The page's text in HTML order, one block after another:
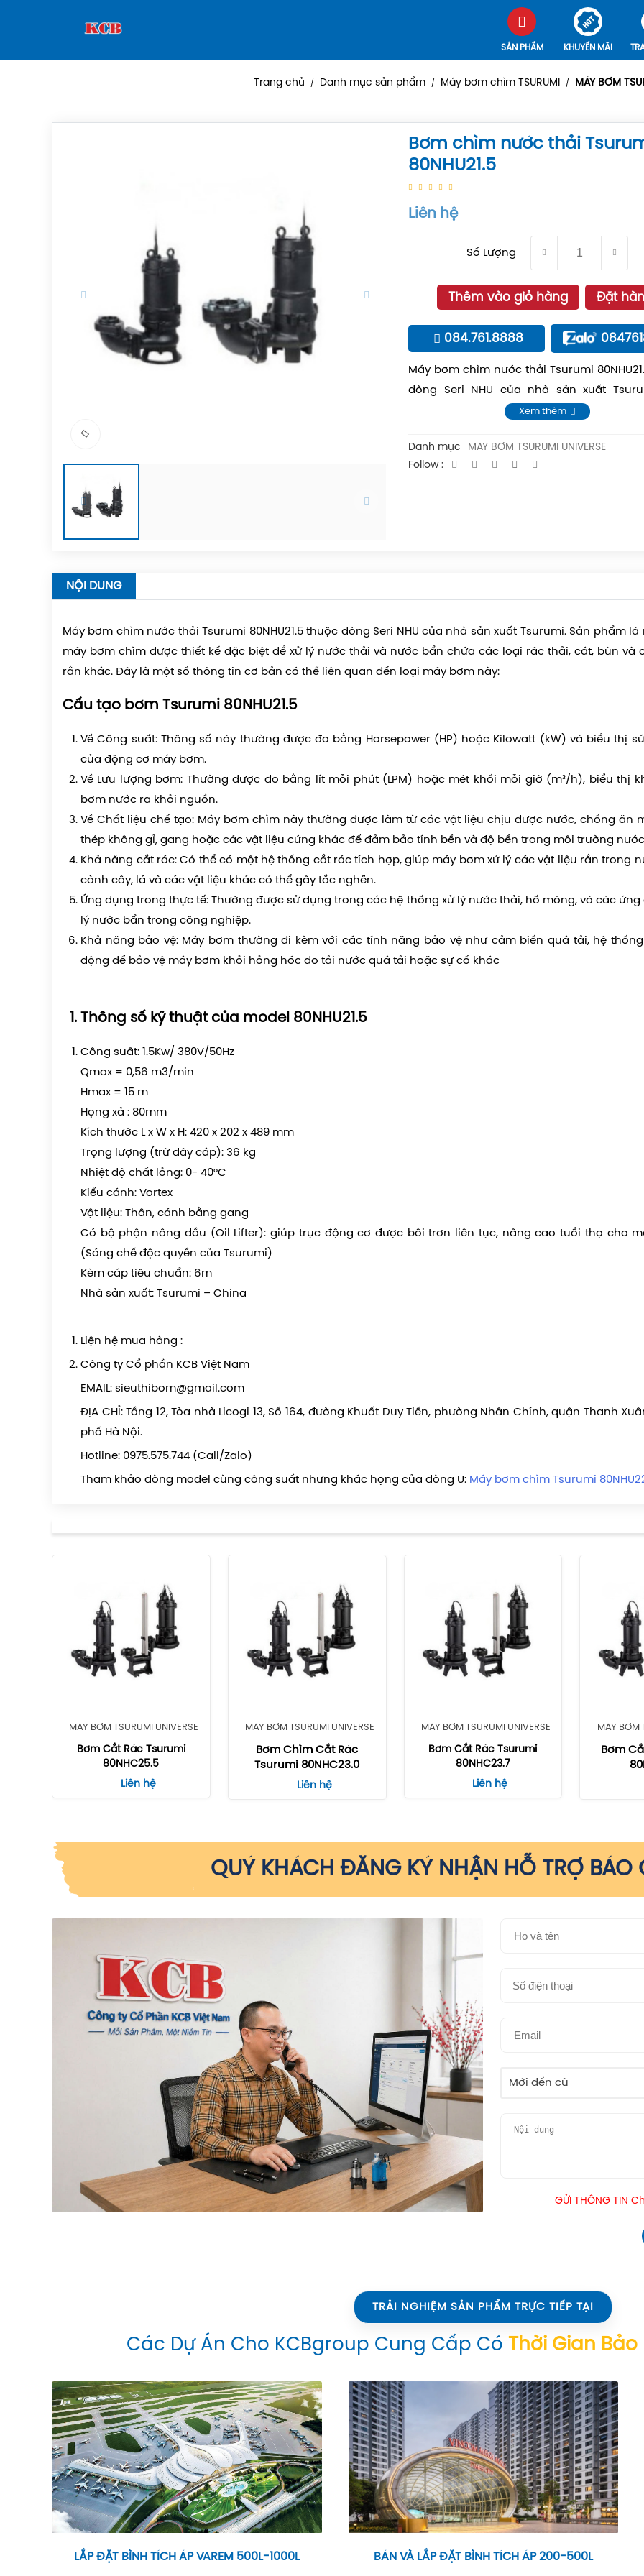
SẢN PHẨM KHUYẾN MÃI
Trang chủ / Danh mục sản phẩm / Máy bơm chìm TSURUMI / MÁY BƠM
Bơm chìm nước thải
80NHU21.5
Liên hệ
Số Lượng
Thêm vào giỏ hàng Đặt
084.761.8888
Máy bơm chìm nước thải Tsurumi
dòng Seri NHU của nhà sản xuất
phẩm là một loại máy bơm chìm được
rác thải, cát, bùn và các chất rắn khác
Xem thêm
Danh mục
MÁY BƠM TSURUMI UNIVERSE
Follow :
NỘI DUNG
Máy bơm chìm nước thải Tsurumi 80NHU21.5 thuộc dòng Seri NHU của nhà sản xuất Tsurumi. Sản phẩm là
máy bơm chìm được thiết kế đặc biệt để xử lý nước thải và nước bẩn chứa các loại rác thải, cát, bùn và
rắn khác. Đây là một số thông tin cơ bản có thể liên quan đến loại máy bơm này:
Cấu tạo bơm Tsurumi 80NHU21.5
Về Công suất:Thông số này thường được đo bằng Horsepower (HP) hoặc Kilowatt (kW) và biểu thị
của động cơ máy bơm.
Về Lưu lượng bơm: Thường được đo bằng lít mỗi phút (LPM) hoặc mét khối mỗi giờ (m³/h), biểu thị
bơm nước ra khỏi nguồn.
Về Chất liệu chế tạo: Máy bơm chìm này thường được làm từ các vật liệu chịu được nước, chống ăn
thép không gỉ, gang hoặc các vật liệu cứng khác để đảm bảo tính bền và độ bền trong môi trường
Khả năng cắt rác: Có thể có một hệ thống cắt rác tích hợp, giúp máy bơm xử lý các vật liệu rắn trong
cành cây, lá và các vật liệu khác có thể gây tắc nghẽn.
Ứng dụng trong thực tế: Thường được sử dụng trong các hệ thống xử lý nước thải, hố móng, và các ứng
lý nước bẩn trong công nghiệp.
Khả năng bảo vệ:Máy bơm thường đi kèm với các tính năng bảo vệ như cảm biến quá tải, hệ
động để bảo vệ máy bơm khỏi hỏng hóc do tải nước quá tải hoặc sự cố khác
Thông số kỹ thuật của model 80NHU21.5
Công suất: 1.5Kw/ 380V/50Hz
Qmax = 0,56 m3/min
Hmax = 15 m
Họng xả : 80mm
Kích thước L x W x H: 420 x 202 x 489 mm
Trọng lượng (trừ dây cáp): 36 kg
Nhiệt độ chất lỏng: 0- 40°C
Kiểu cánh: Vortex
Vật liệu: Thân, cánh bằng gang
Có bộ phận nâng dầu (Oil Lifter): giúp trục động cơ được bôi trơn liên tục, nâng cao tuổi thọ cho
(Sáng chế độc quyền của Tsurumi)
Kèm cáp tiêu chuẩn: 6m
Nhà sản xuất: Tsurumi – China
Liện hệ mua hàng :
Công ty Cổ phần KCB Việt Nam
EMAIL: sieuthibom@gmail.com
ĐỊA CHỈ: Tầng 12, Tòa nhà Licogi 13, Số 164, đường Khuất Duy Tiến, phường Nhân Chính, quận Thanh
phố Hà Nội.
Hotline: 0975.575.744 (Call/Zalo)
Tham khảo dòng model cùng công suất nhưng khác họng của dòng U: Máy bơm chìm Tsurumi
MÁY BƠM TSURUMI UNIVERSE
Bơm Cắt Rác Tsurumi
80NHC25.5
Liên hệ
MÁY BƠM TSURUMI UNIVERSE
Bơm Chìm Cắt Rác
Tsurumi 80NHC23.0
Liên hệ
MÁY BƠM TSURUMI UNIVERSE
Bơm Cắt Rác Tsurumi
80NHC23.7
Liên hệ
MÁY BƠM
Bơm
QUÝ KHÁCH ĐĂNG KÝ NHẬN HỖ TRỢ BÁO
Mới đến cũ
GỬI THÔNG TIN
TRẢI NGHIỆM SẢN PHẨM TRỰC TIẾP TẠI
Các Dự Án Cho KCBgroup Cung Cấp Có Thời Gian Bảo
LẮP ĐẶT BÌNH TÍCH ÁP VAREM 500L-1000L BÁN VÀ LẮP ĐẶT BÌNH TÍCH ÁP 200-500L